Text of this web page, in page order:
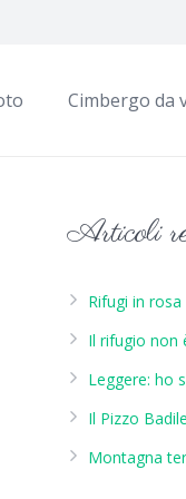
Cimbergo da
Articoli
Rifugi in rosa
Il rifugio non
Leggere: ho
Il Pizzo
Montagna